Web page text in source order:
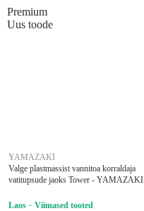
Premium
Uus toode
YAMAZAKI
Valge plastmassist vannitoa korraldaja
vatitupsude jaoks Tower - YAMAZAKI
Laos Viimased tooted